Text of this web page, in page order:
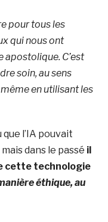
pour tous les
qui nous ont
apostolique. C’est
soin, au sens
en utilisant les
l’IA pouvait
dans le passé il
cette technologie
éthique, au